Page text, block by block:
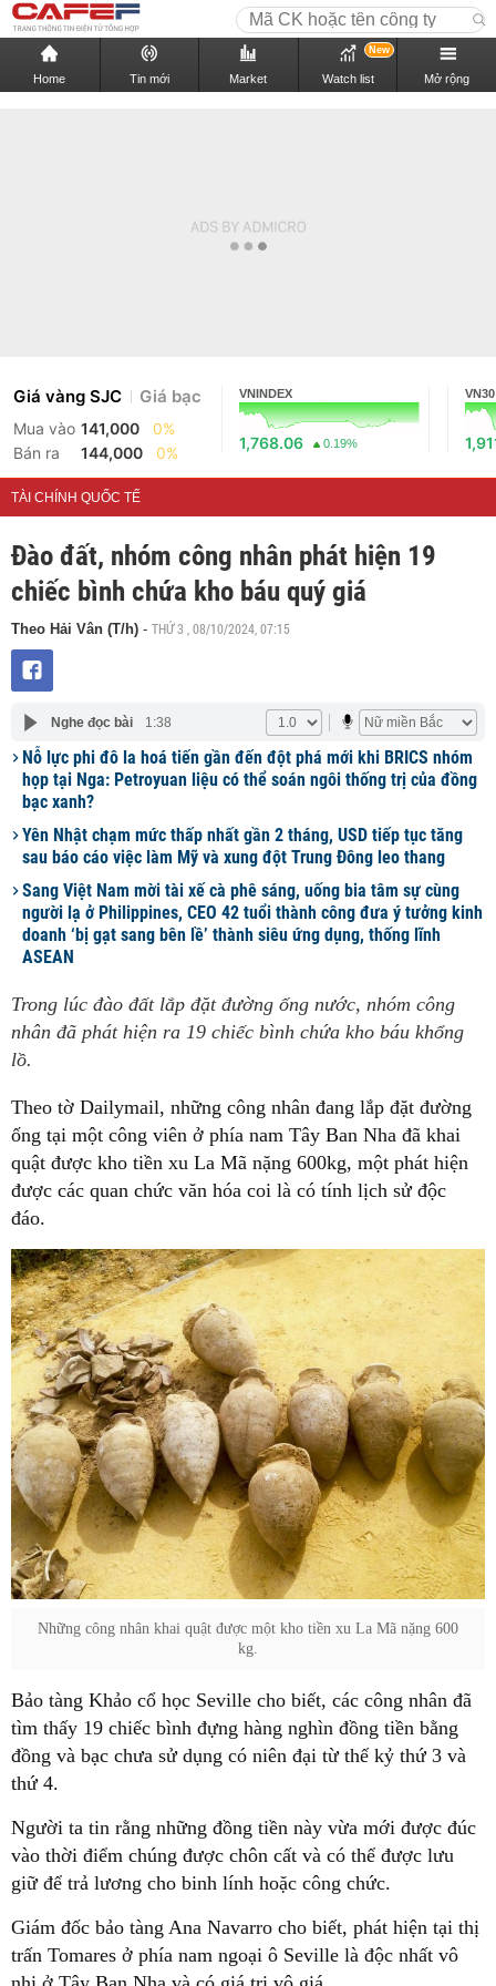
Home Tin mới Market Watch list
New
Mở rộng
Giá vàng SJC Giá bạc
Mua vào 141,000
0%
Bán ra
144,000 0%
VNINDEX
1,768.06 0.19%
VN30
TÀI CHÍNH QUỐC TẾ
Đào đất, nhóm công nhân phát hiện 19
chiếc bình chứa kho báu quý giá
Theo Hải Vân (T/h) - THỨ 3 , 08/10/2024, 07:15
Nghe đọc bài 1:38
Nỗ lực phi đô la hoá tiến gần đến đột phá mới khi BRICS nhóm
họp tại Nga: Petroyuan liệu có thể soán ngôi thống trị của đồng
bạc xanh?
Yên Nhật chạm mức thấp nhất gần 2 tháng, USD tiếp tục tăng
sau báo cáo việc làm Mỹ và xung đột Trung Đông leo thang
Sang Việt Nam mời tài xế cà phê sáng, uống bia tâm sự cùng
người lạ ở Philippines, CEO 42 tuổi thành công đưa ý tưởng kinh
doanh ‘bị gạt sang bên lề’ thành siêu ứng dụng, thống lĩnh
ASEAN
Trong lúc đào đất lắp đặt đường ống nước, nhóm công
nhân đã phát hiện ra 19 chiếc bình chứa kho báu khổng
lồ.
Theo tờ Dailymail, những công nhân đang lắp đặt đường
ống tại một công viên ở phía nam Tây Ban Nha đã khai
quật được kho tiền xu La Mã nặng 600kg, một phát hiện
được các quan chức văn hóa coi là có tính lịch sử độc
đáo.
Những công nhân khai quật được một kho tiền xu La Mã nặng 600
kg.
Bảo tàng Khảo cổ học Seville cho biết, các công nhân đã
tìm thấy 19 chiếc bình đựng hàng nghìn đồng tiền bằng
đồng và bạc chưa sử dụng có niên đại từ thế kỷ thứ 3 và
thứ 4.
Người ta tin rằng những đồng tiền này vừa mới được đúc
vào thời điểm chúng được chôn cất và có thể được lưu
giữ để trả lương cho binh lính hoặc công chức.
Giám đốc bảo tàng Ana Navarro cho biết, phát hiện tại thị
trấn Tomares ở phía nam ngoại ô Seville là độc nhất vô